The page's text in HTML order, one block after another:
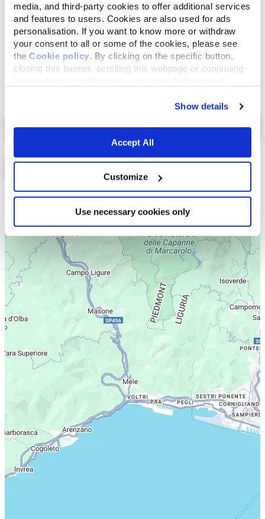
media, and third-party cookies to offer additional services
and features to users. Cookies are also used for ads
personalisation. If you want to know more or withdraw
your consent to all or some of the cookies, please see
the Cookie policy. By clicking on the specific button,
closing this banner, scrolling this webpage or continuing
Show details
Accept All
Customize
Use necessary cookies only
Ingredienti
Componenti analitici
Filetto di tonno 98%, riso 2%.
Lista Mappa